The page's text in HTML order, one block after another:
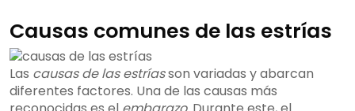
Causas comunes de las estrías
Las causas de las estríasson variadas y abarcan
diferentes factores. Una de las causas más